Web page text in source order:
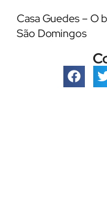
Casa Guedes – O
São Domingos